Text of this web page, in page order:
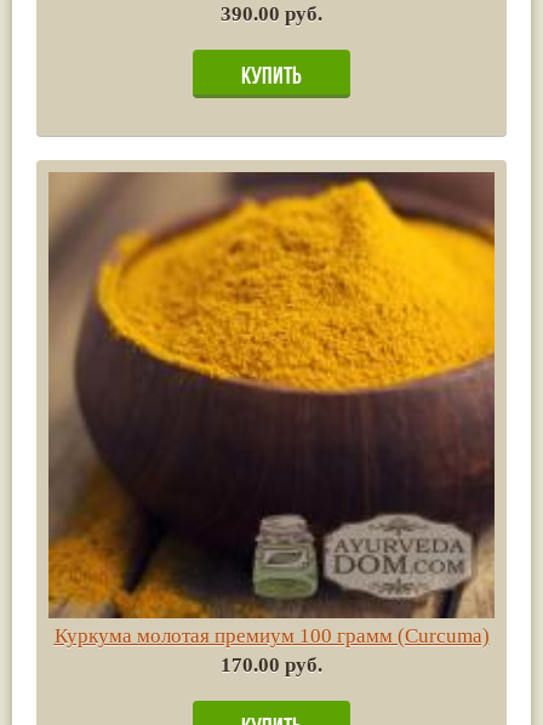
390.00 руб.
Куркума молотая премиум 100 грамм (Сurсuma)
170.00 руб.